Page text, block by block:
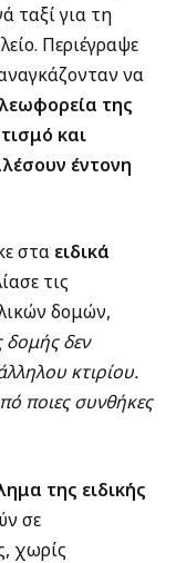
ταξί για τη
Περιέγραψε
να
της
και
έντονη
στα ειδικά
τις
δομών,
δομής δεν
κτιρίου.
ποιες συνθήκες
της ειδικής
σε
χωρίς